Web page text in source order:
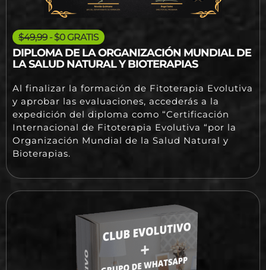
$49,99 - $0 GRATIS
DIPLOMA DE LA ORGANIZACIÓN MUNDIAL DE
LA SALUD NATURAL Y BIOTERAPIAS
Al finalizar la formación de Fitoterapia Evolutiva
y aprobar las evaluaciones, accederás a la
expedición del diploma como “Certificación
Internacional de Fitoterapia Evolutiva “por la
Organización Mundial de la Salud Natural y
Bioterapias.